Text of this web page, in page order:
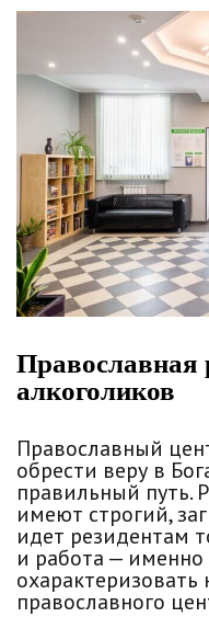
Православная
алкоголиков
Православный
обрести веру в
правильный путь.
имеют строгий,
идет резидентам
и работа —
охарактеризовать
православного